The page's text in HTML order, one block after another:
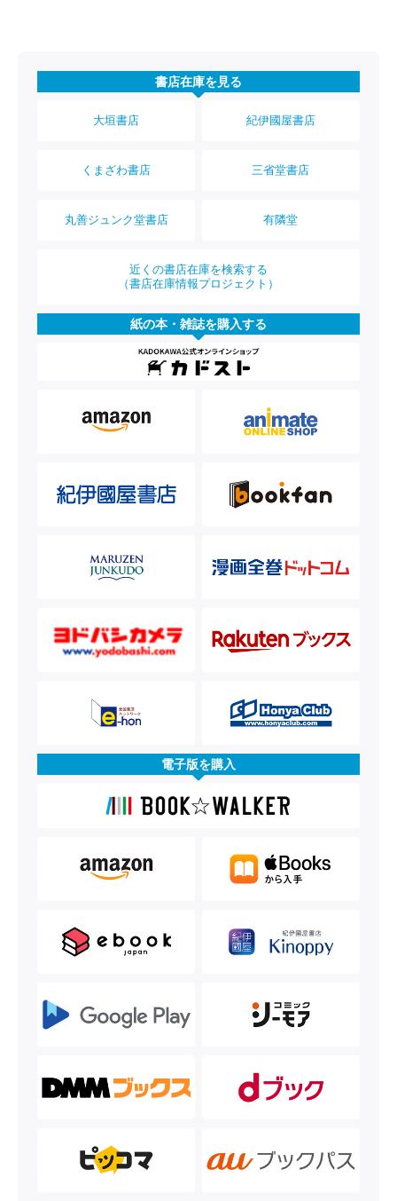
書店在庫を見る
大垣書店 紀伊國屋書店
くまざわ書店 三省堂書店
丸善ジュンク堂書店 有隣堂
近くの書店在庫を検索する
（書店在庫情報プロジェクト）
紙の本・雑誌を購入する
電子版を購入